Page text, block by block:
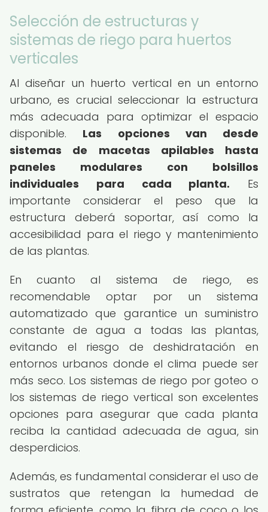
Selección de estructuras y
sistemas de riego para huertos
verticales
Al diseñar un huerto vertical en un entorno
urbano, es crucial seleccionar la estructura
más adecuada para optimizar el espacio
disponible. Las opciones van desde
sistemas de macetas apilables hasta
paneles modulares con bolsillos
individuales para cada planta. Es
importante considerar el peso que la
estructura deberá soportar, así como la
accesibilidad para el riego y mantenimiento
de las plantas.
En cuanto al sistema de riego, es
recomendable optar por un sistema
automatizado que garantice un suministro
constante de agua a todas las plantas,
evitando el riesgo de deshidratación en
entornos urbanos donde el clima puede ser
más seco. Los sistemas de riego por goteo o
los sistemas de riego vertical son excelentes
opciones para asegurar que cada planta
reciba la cantidad adecuada de agua, sin
desperdicios.
Además, es fundamental considerar el uso de
sustratos que retengan la humedad de